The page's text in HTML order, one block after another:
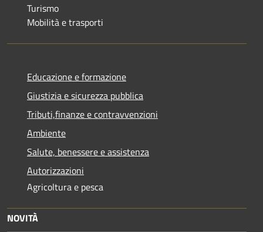
Turismo
Mobilità e trasporti
Educazione e formazione
Giustizia e sicurezza pubblica
Tributi,finanze e contravvenzioni
Ambiente
Salute, benessere e assistenza
Autorizzazioni
Agricoltura e pesca
NOVITÀ